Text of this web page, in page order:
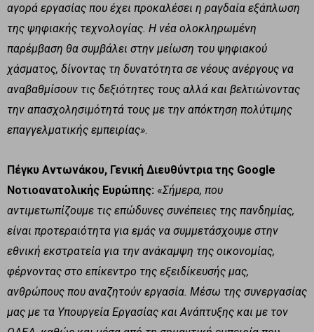
αγορά εργασίας που έχει προκαλέσει η ραγδαία εξάπλωση
της ψηφιακής τεχνολογίας. Η νέα ολοκληρωμένη
παρέμβαση θα συμβάλει στην μείωση του ψηφιακού
χάσματος, δίνοντας τη δυνατότητα σε νέους ανέργους να
αναβαθμίσουν τις δεξιότητες τους αλλά και βελτιώνοντας
την απασχολησιμότητά τους με την απόκτηση πολύτιμης
επαγγελματικής εμπειρίας».
Πέγκυ Αντωνάκου, Γενική Διευθύντρια της Google
Νοτιοανατολικής Ευρώπης: «Σήμερα, που
αντιμετωπίζουμε τις επώδυνες συνέπειες της πανδημίας,
είναι προτεραιότητα για εμάς να συμμετάσχουμε στην
εθνική εκστρατεία για την ανάκαμψη της οικονομίας,
φέρνοντας στο επίκεντρο της εξειδίκευσής μας,
ανθρώπους που αναζητούν εργασία. Μέσω της συνεργασίας
μας με τα Υπουργεία Εργασίας και Ανάπτυξης και με τον